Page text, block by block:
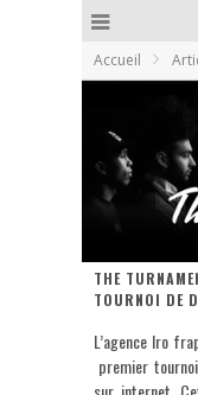
Accueil
THE
TOURNOI DE
L’agence Iro
premier